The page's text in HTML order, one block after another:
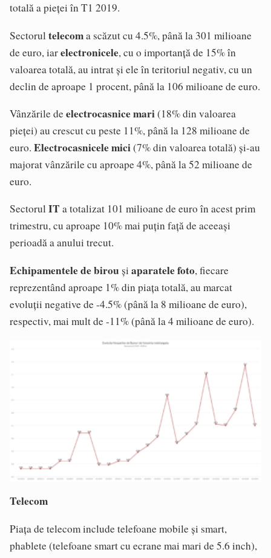
totală a pieței în T1 2019.
Sectorul telecoma scăzut cu 4.5%, până la 301 milioane
de euro, iarelectronicele, cu o importanță de 15% în
valoarea totală, au intrat și ele în teritoriul negativ, cu un
declin de aproape 1 procent, până la 106 milioane de euro.
Vânzările deelectrocasnice mari(18% din valoarea
pieței) au crescut cu peste 11%, până la 128 milioane de
euro. Electrocasnicele mici(7% din valoarea totală) și-au
majorat vânzările cu aproape 4%, până la 52 milioane de
euro.
SectorulIT a totalizat 101 milioane de euro în acest prim
trimestru, cu aproape 10% mai puțin față de aceeași
perioadă a anului trecut.
Echipamentele de birou și aparatele foto, fiecare
reprezentând aproape 1% din piața totală, au marcat
evoluții negative de -4.5% (până la 8 milioane de euro),
respectiv, mai mult de -11% (până la 4 milioane de euro).
Telecom
Piața de telecom include telefoane mobile și smart,
phablete (telefoane smart cu ecrane mai mari de 5.6 inch),